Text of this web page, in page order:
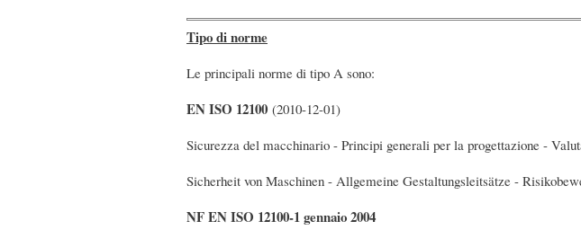
Tipo di norme
Le principali norme di tipo A sono:
EN ISO 12100 (2010-12-01)
Sicurezza del macchinario - Principi generali per la progettazione -
Sicherheit von Maschinen - Allgemeine Gestaltungsleitsätze -
NF EN ISO 12100-1 gennaio 2004